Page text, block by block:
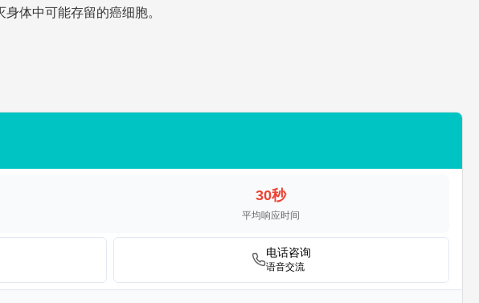
体中可能存留的癌细胞。
30秒
平均响应时间
电话咨询
语音交流